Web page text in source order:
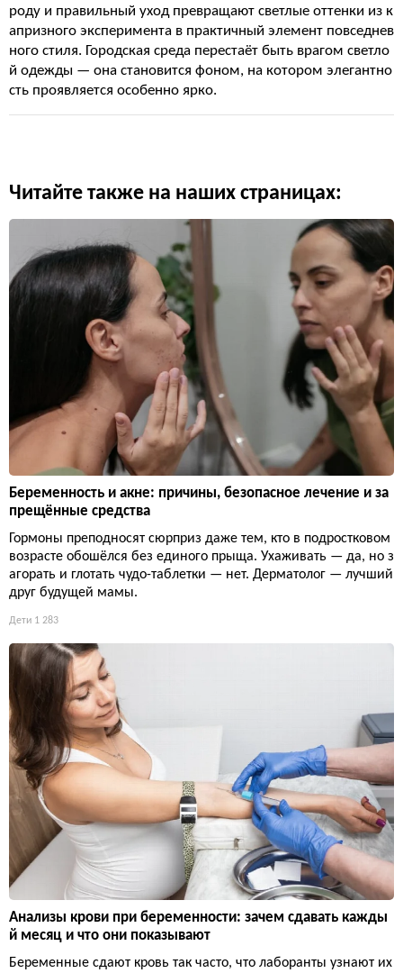
роду и правильный уход превращают светлые оттенки из к
апризного эксперимента в практичный элемент повседнев
ного стиля. Городская среда перестаёт быть врагом светло
й одежды — она становится фоном, на котором элегантно
сть проявляется особенно ярко.
Читайте также на наших страницах:
Беременность и акне: причины, безопасное лечение и за
прещённые средства
Гормоны преподносят сюрприз даже тем, кто в подростковом
возрасте обошёлся без единого прыща. Ухаживать — да, но з
агорать и глотать чудо-таблетки — нет. Дерматолог — лучший
друг будущей мамы.
Дети 1 283
Анализы крови при беременности: зачем сдавать кажды
й месяц и что они показывают
Беременные сдают кровь так часто, что лаборанты узнают их